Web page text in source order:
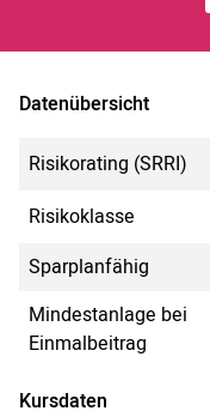
Datenübersicht
Risikorating (SRRI)
Risikoklasse
Sparplanfähig
Mindestanlage bei
Einmalbeitrag
Kursdaten